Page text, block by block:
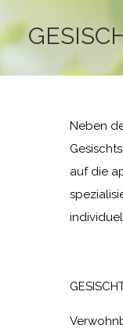
Neben
auf die